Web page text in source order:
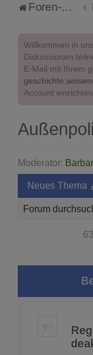
Foren-Übersicht
Willkommen in
Diskussionen
E-Mail mit Ihrem
Account
Moderator:
Neues Thema